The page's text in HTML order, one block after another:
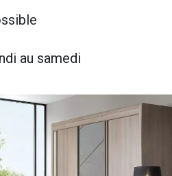
au samedi